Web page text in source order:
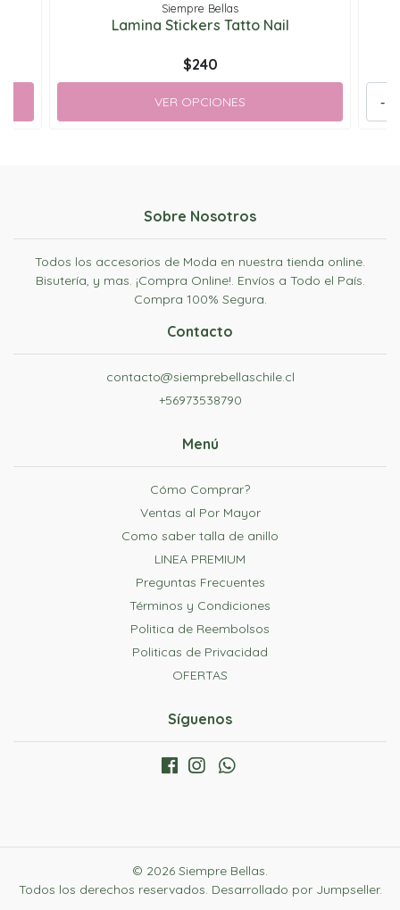
Siempre Bellas
Lamina Stickers Tatto Nail
$240
VER OPCIONES -
Sobre Nosotros
Todos los accesorios de Moda en nuestra tienda online.
Bisutería, y mas. ¡Compra Online!. Envíos a Todo el País.
Compra 100% Segura.
Contacto
contacto@siemprebellaschile.cl
+56973538790
Menú
Cómo Comprar?
Ventas al Por Mayor
Como saber talla de anillo
LINEA PREMIUM
Preguntas Frecuentes
Términos y Condiciones
Politica de Reembolsos
Politicas de Privacidad
OFERTAS
Síguenos
© 2026 Siempre Bellas.
Todos los derechos reservados. Desarrollado por Jumpseller.